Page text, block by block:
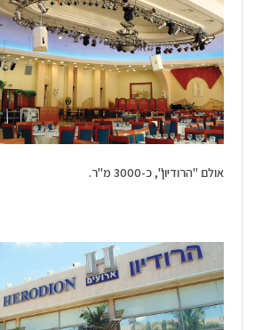
אולם "הרודיון", כ-3000 מ"ר.